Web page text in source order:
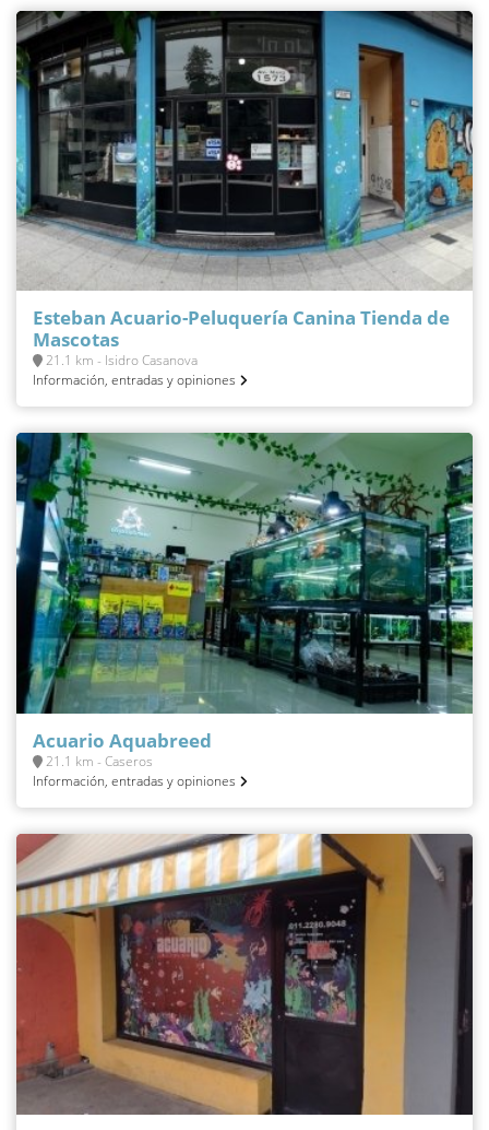
Esteban Acuario-Peluquería Canina Tienda de
Mascotas
21.1 km - Isidro Casanova
Información, entradas y opiniones
Acuario Aquabreed
21.1 km - Caseros
Información, entradas y opiniones